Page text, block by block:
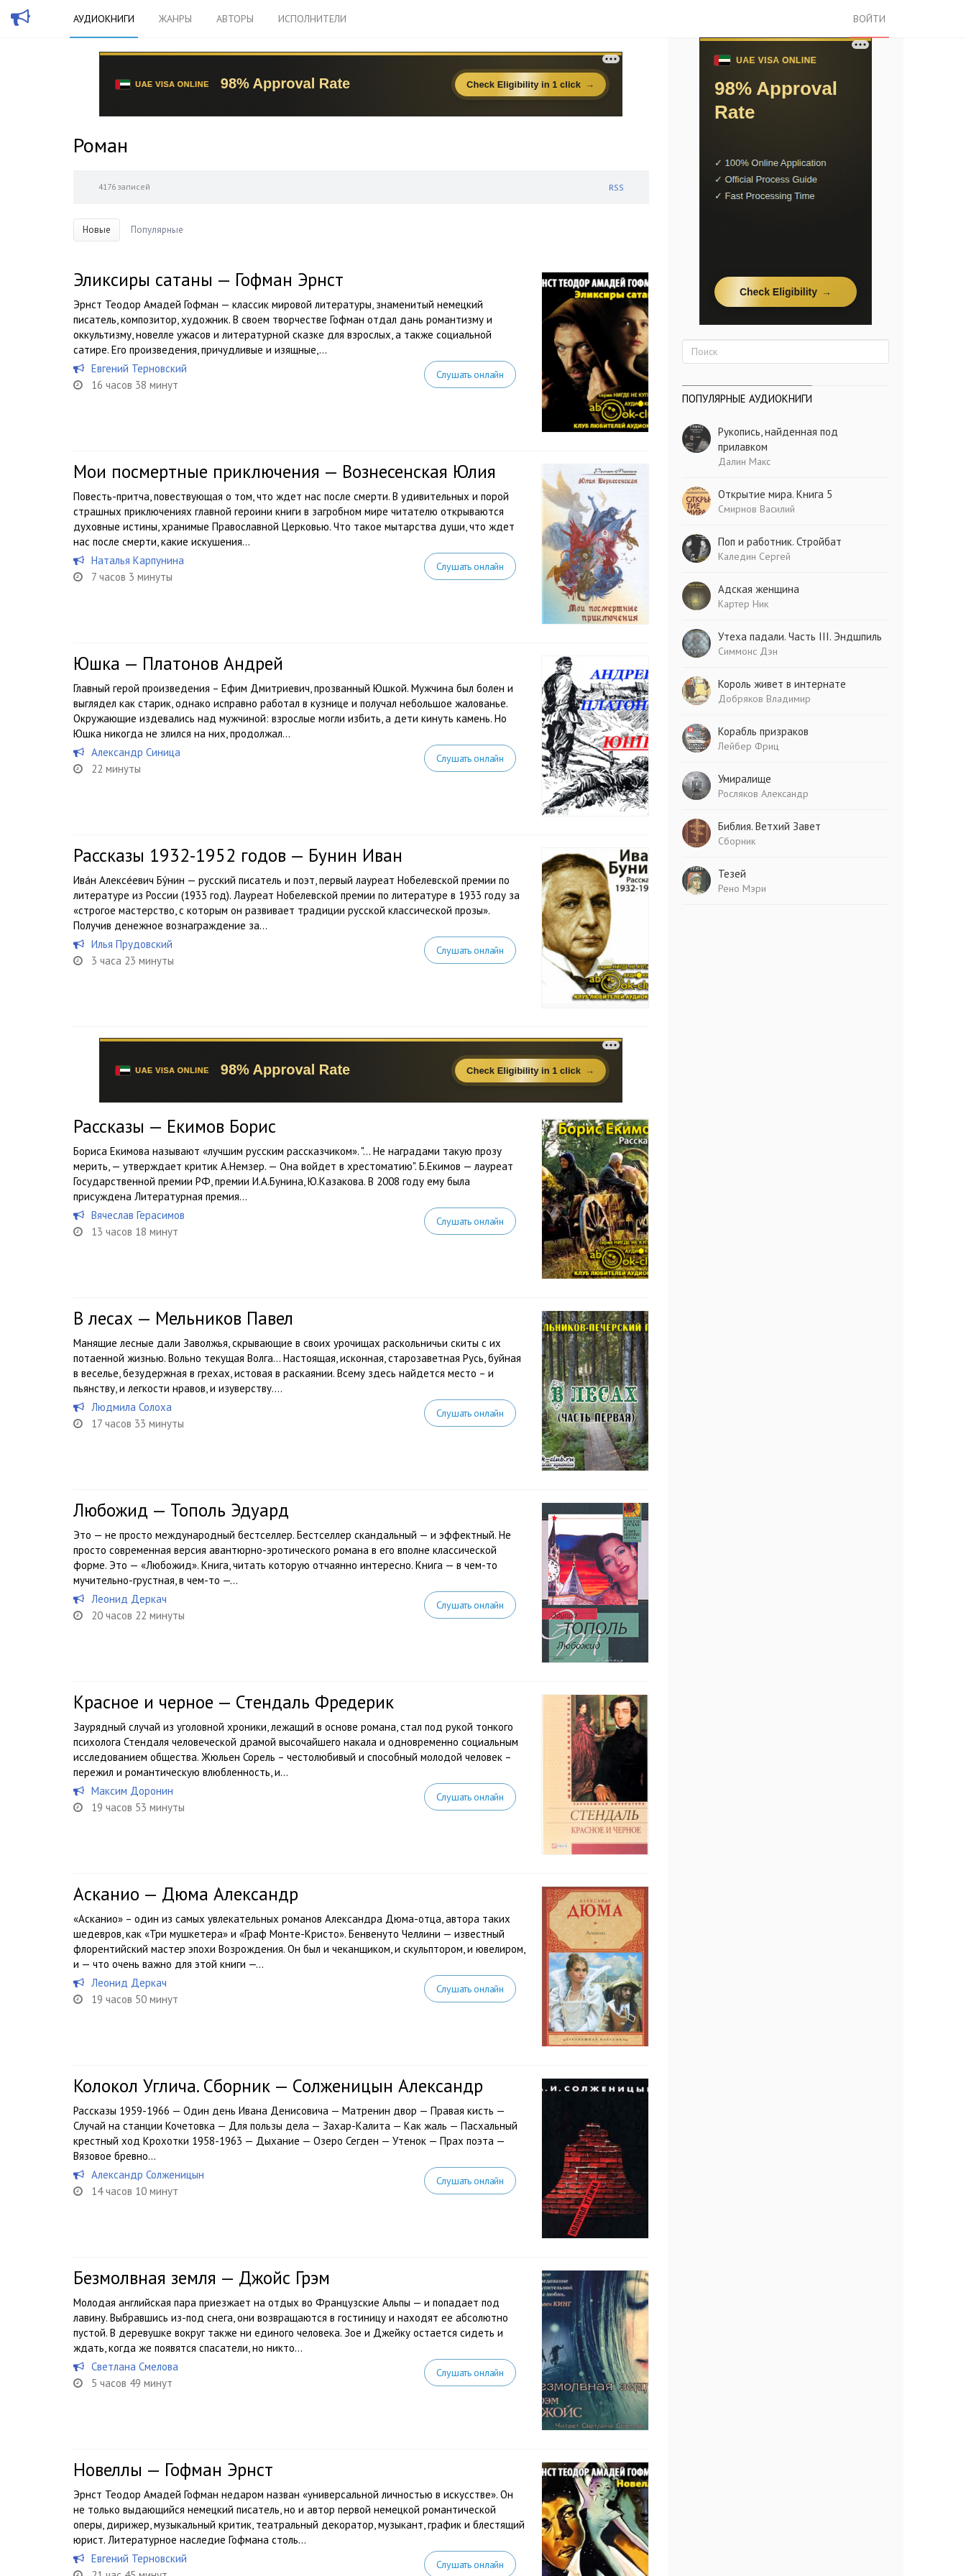
АУДИОКНИГИ ЖАНРЫ АВТОРЫ ИСПОЛНИТЕЛИ ВОЙТИ
Роман
4176 записей RSS
Новые Популярные
Эликсиры сатаны — Гофман Эрнст
Эрнст Теодор Амадей Гофман — классик мировой литературы, знаменитый немецкий
писатель, композитор, художник. В своем творчестве Гофман отдал дань романтизму и
оккультизму, новелле ужасов и литературной сказке для взрослых, а также социальной
сатире. Его произведения, причудливые и изящные,...
Евгений Терновский
16 часов 38 минут
Слушать онлайн
Мои посмертные приключения — Вознесенская Юлия
Повесть-притча, повествующая о том, что ждет нас после смерти. В удивительных и порой
страшных приключениях главной героини книги в загробном мире читателю открываются
духовные истины, хранимые Православной Церковью. Что такое мытарства души, что ждет
нас после смерти, какие искушения...
Наталья Карпунина
7 часов 3 минуты
Слушать онлайн
Юшка — Платонов Андрей
Главный герой произведения – Ефим Дмитриевич, прозванный Юшкой. Мужчина был болен и
выглядел как старик, однако исправно работал в кузнице и получал небольшое жалованье.
Окружающие издевались над мужчиной: взрослые могли избить, а дети кинуть камень. Но
Юшка никогда не злился на них, продолжал...
Александр Синица
22 минуты
Слушать онлайн
Рассказы 1932-1952 годов — Бунин Иван
Ива́н Алексе́евич Бу́нин — русский писатель и поэт, первый лауреат Нобелевской премии по
литературе из России (1933 год). Лауреат Нобелевской премии по литературе в 1933 году за
«строгое мастерство, с которым он развивает традиции русской классической прозы».
Получив денежное вознаграждение за...
Илья Прудовский
3 часа 23 минуты
Слушать онлайн
Рассказы — Екимов Борис
Бориса Екимова называют «лучшим русским рассказчиком». "… Не наградами такую прозу
мерить, — утверждает критик А.Немзер. — Она войдет в хрестоматию". Б.Екимов — лауреат
Государственной премии РФ, премии И.А.Бунина, Ю.Казакова. В 2008 году ему была
присуждена Литературная премия...
Вячеслав Герасимов
13 часов 18 минут
Слушать онлайн
В лесах — Мельников Павел
Манящие лесные дали Заволжья, скрывающие в своих урочищах раскольничьи скиты с их
потаенной жизнью. Вольно текущая Волга… Настоящая, исконная, старозаветная Русь, буйная
в веселье, безудержная в грехах, истовая в раскаянии. Всему здесь найдется место – и
пьянству, и легкости нравов, и изуверству....
Людмила Солоха
17 часов 33 минуты
Слушать онлайн
Любожид — Тополь Эдуард
Это — не просто международный бестселлер. Бестселлер скандальный — и эффектный. Не
просто современная версия авантюрно-эротического романа в его вполне классической
форме. Это — «Любожид». Книга, читать которую отчаянно интересно. Книга — в чем-то
мучительно-грустная, в чем-то —...
Леонид Деркач
20 часов 22 минуты
Слушать онлайн
Красное и черное — Стендаль Фредерик
Заурядный случай из уголовной хроники, лежащий в основе романа, стал под рукой тонкого
психолога Стендаля человеческой драмой высочайшего накала и одновременно социальным
исследованием общества. Жюльен Сорель – честолюбивый и способный молодой человек –
пережил и романтическую влюбленность, и...
Максим Доронин
19 часов 53 минуты
Слушать онлайн
Асканио — Дюма Александр
«Асканио» – один из самых увлекательных романов Александра Дюма-отца, автора таких
шедевров, как «Три мушкетера» и «Граф Монте-Кристо». Бенвенуто Челлини — известный
флорентийский мастер эпохи Возрождения. Он был и чеканщиком, и скульптором, и ювелиром,
и — что очень важно для этой книги —...
Леонид Деркач
19 часов 50 минут
Слушать онлайн
Колокол Углича. Сборник — Солженицын Александр
Рассказы 1959-1966 — Один день Ивана Денисовича — Матренин двор — Правая кисть —
Случай на станции Кочетовка — Для пользы дела — Захар-Калита — Как жаль — Пасхальный
крестный ход Крохотки 1958-1963 — Дыхание — Озеро Сегден — Утенок — Прах поэта —
Вязовое бревно...
Александр Солженицын
14 часов 10 минут
Слушать онлайн
Безмолвная земля — Джойс Грэм
Молодая английская пара приезжает на отдых во Французские Альпы — и попадает под
лавину. Выбравшись из-под снега, они возвращаются в гостиницу и находят ее абсолютно
пустой. В деревушке вокруг также ни единого человека. Зое и Джейку остается сидеть и
ждать, когда же появятся спасатели, но никто...
Светлана Смелова
5 часов 49 минут
Слушать онлайн
Новеллы — Гофман Эрнст
Эрнст Теодор Амадей Гофман недаром назван «универсальной личностью в искусстве». Он
не только выдающийся немецкий писатель, но и автор первой немецкой романтической
оперы, дирижер, музыкальный критик, театральный декоратор, музыкант, график и блестящий
юрист. Литературное наследие Гофмана столь...
Евгений Терновский
Слушать онлайн
ПОПУЛЯРНЫЕ АУДИОКНИГИ
Рукопись, найденная под
прилавком
Далин Макс
Открытие мира. Книга 5
Смирнов Василий
Поп и работник. Стройбат
Каледин Сергей
Адская женщина
Картер Ник
Утеха падали. Часть III. Эндшпиль
Симмонс Дэн
Король живет в интернате
Добряков Владимир
Корабль призраков
Лейбер Фриц
Умиралище
Росляков Александр
Библия. Ветхий Завет
Сборник
Тезей
Рено Мэри